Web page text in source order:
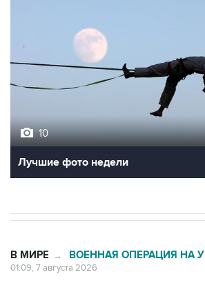
10
Лучшие фото недели
В МИРЕ → ВОЕННАЯ ОПЕРАЦИЯ НА
01:09, 7 августа 2026